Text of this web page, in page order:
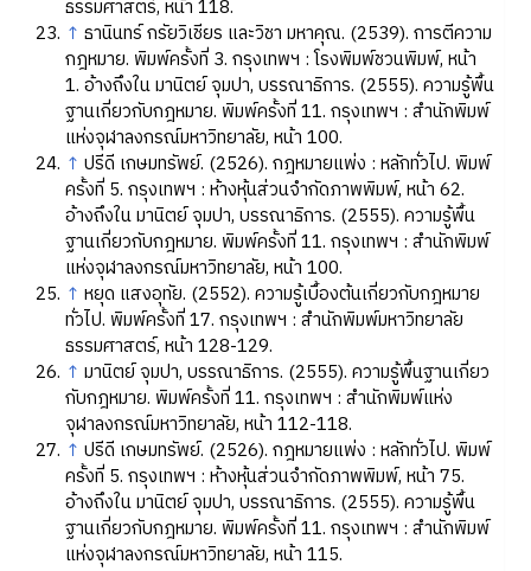
ธรรมศาสตร์, หน้า 118.
↑ ธานินทร์ กรัยวิเชียร และวิชา มหาคุณ. (2539). การตีความ
กฎหมาย. พิมพ์ครั้งที่ 3. กรุงเทพฯ : โรงพิมพ์ชวนพิมพ์, หน้า
1. อ้างถึงใน มานิตย์ จุมปา, บรรณาธิการ. (2555). ความรู้พื้น
ฐานเกี่ยวกับกฎหมาย. พิมพ์ครั้งที่ 11. กรุงเทพฯ : สำนักพิมพ์
แห่งจุฬาลงกรณ์มหาวิทยาลัย, หน้า 100.
↑ ปรีดี เกษมทรัพย์. (2526). กฎหมายแพ่ง : หลักทั่วไป. พิมพ์
ครั้งที่ 5. กรุงเทพฯ : ห้างหุ้นส่วนจำกัดภาพพิมพ์, หน้า 62.
อ้างถึงใน มานิตย์ จุมปา, บรรณาธิการ. (2555). ความรู้พื้น
ฐานเกี่ยวกับกฎหมาย. พิมพ์ครั้งที่ 11. กรุงเทพฯ : สำนักพิมพ์
แห่งจุฬาลงกรณ์มหาวิทยาลัย, หน้า 100.
↑ หยุด แสงอุทัย. (2552). ความรู้เบื้องต้นเกี่ยวกับกฎหมาย
ทั่วไป. พิมพ์ครั้งที่ 17. กรุงเทพฯ : สำนักพิมพ์มหาวิทยาลัย
ธรรมศาสตร์, หน้า 128-129.
↑ มานิตย์ จุมปา, บรรณาธิการ. (2555). ความรู้พื้นฐานเกี่ยว
กับกฎหมาย. พิมพ์ครั้งที่ 11. กรุงเทพฯ : สำนักพิมพ์แห่ง
จุฬาลงกรณ์มหาวิทยาลัย, หน้า 112-118.
↑ ปรีดี เกษมทรัพย์. (2526). กฎหมายแพ่ง : หลักทั่วไป. พิมพ์
ครั้งที่ 5. กรุงเทพฯ : ห้างหุ้นส่วนจำกัดภาพพิมพ์, หน้า 75.
อ้างถึงใน มานิตย์ จุมปา, บรรณาธิการ. (2555). ความรู้พื้น
ฐานเกี่ยวกับกฎหมาย. พิมพ์ครั้งที่ 11. กรุงเทพฯ : สำนักพิมพ์
แห่งจุฬาลงกรณ์มหาวิทยาลัย, หน้า 115.